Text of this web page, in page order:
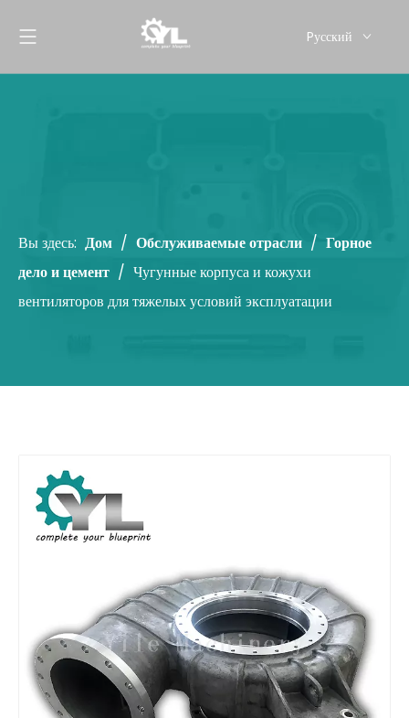
Pусский
Вы здесь: Дом / Обслуживаемые отрасли / Горное
дело и цемент / Чугунные корпуса и кожухи
вентиляторов для тяжелых условий эксплуатации